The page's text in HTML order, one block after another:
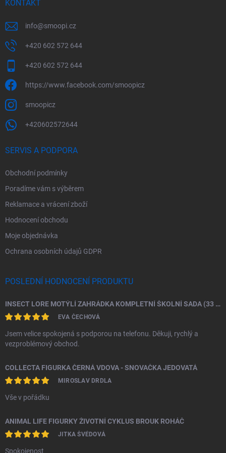
KONTAKT
info@smoopi.cz
+420 602 572 644
+420 602 572 644
https://www.facebook.com/smoopicz
smoopicz
+420602572644
SERVIS A PODPORA
Obchodní podmínky
Poradíme vám s výběrem
Reklamace a vrácení zboží
Hodnocení obchodu
Moje objednávka
Ochrana osobních údajů GDPR
POSLEDNÍ HODNOCENÍ PRODUKTU
INSECT LORE MOTÝLÍ ZAHRÁDKA KOMPLETNÍ ŠKOLNÍ SADA (33 HOUSENEK)
EVA ČECHOVÁ
Jsem velice spokojená s podporou na telefonu. Děkuji, rychlý a
vezproblémový obchod.
COLLECTA FIGURKA ČERNÁ VDOVA - SNOVAČKA JEDOVATÁ
MIROSLAV DRDLA
Vše v pořádku
ANIMAL LIFE FIGURKY ŽIVOTNÍ CYKLUS BROUK ROHÁČ
JITKA ŠVÉDOVÁ
Spokojenost